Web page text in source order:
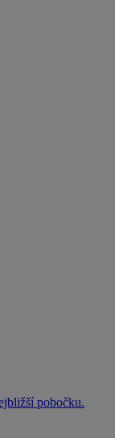
pobočku.